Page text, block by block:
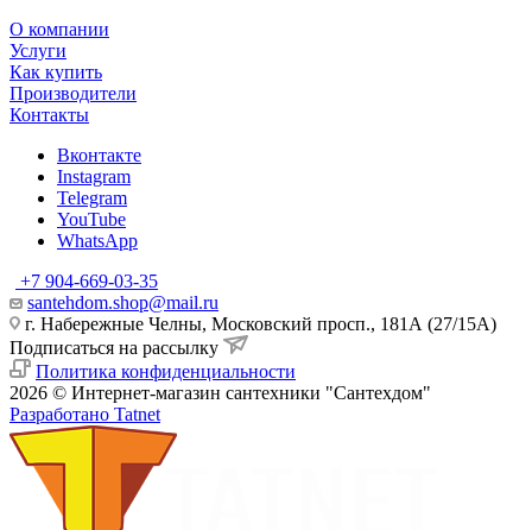
О компании
Услуги
Как купить
Производители
Контакты
Вконтакте
Instagram
Telegram
YouTube
WhatsApp
+7 904-669-03-35
santehdom.shop@mail.ru
г. Набережные Челны, Московский просп., 181А (27/15А)
Подписаться на рассылку
Политика конфиденциальности
2026 © Интернет-магазин сантехники "Сантехдом"
Разработано Tatnet